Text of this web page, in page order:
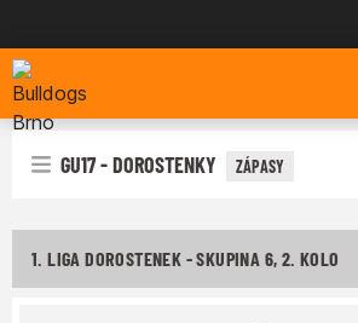
Bulldogs Brno
GU17 - DOROSTENKY ZÁPASY
1. LIGA DOROSTENEK - SKUPINA 6, 2. KOLO